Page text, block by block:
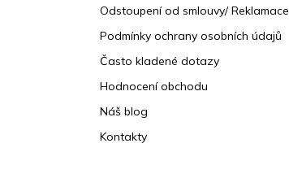
Odstoupení od smlouvy/ Reklamace
Podmínky ochrany osobních údajů
Často kladené dotazy
Hodnocení obchodu
Náš blog
Kontakty